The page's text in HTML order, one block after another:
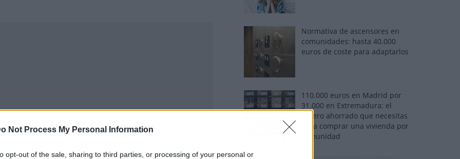
Not Process My Personal Information
opt-out of the sale, sharing to third parties, or processing of your personal or
Normativa de ascensores en
comunidades: hasta 40.000
euros de coste para adaptarlos
110.000 euros en Madrid por
31.000 en Extremadura: el
dinero ahorrado que necesitas
para comprar una vivienda por
comunidad